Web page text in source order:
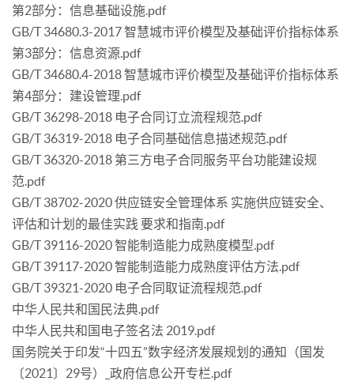
第2部分：信息基础设施.pdf
GB/T 34680.3-2017 智慧城市评价模型及基础评价指标体系
第3部分：信息资源.pdf
GB/T 34680.4-2018 智慧城市评价模型及基础评价指标体系
第4部分：建设管理.pdf
GB/T 36298-2018 电子合同订立流程规范.pdf
GB/T 36319-2018 电子合同基础信息描述规范.pdf
GB/T 36320-2018 第三方电子合同服务平台功能建设规
范.pdf
GB/T 38702-2020 供应链安全管理体系 实施供应链安全、
评估和计划的最佳实践 要求和指南.pdf
GB/T 39116-2020 智能制造能力成熟度模型.pdf
GB/T 39117-2020 智能制造能力成熟度评估方法.pdf
GB/T 39321-2020 电子合同取证流程规范.pdf
中华人民共和国民法典.pdf
中华人民共和国电子签名法 2019.pdf
国务院关于印发“十四五”数字经济发展规划的通知（国发
〔2021〕29号）_政府信息公开专栏.pdf